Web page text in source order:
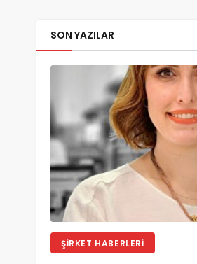
SON YAZILAR
ŞIRKET HABERLERI